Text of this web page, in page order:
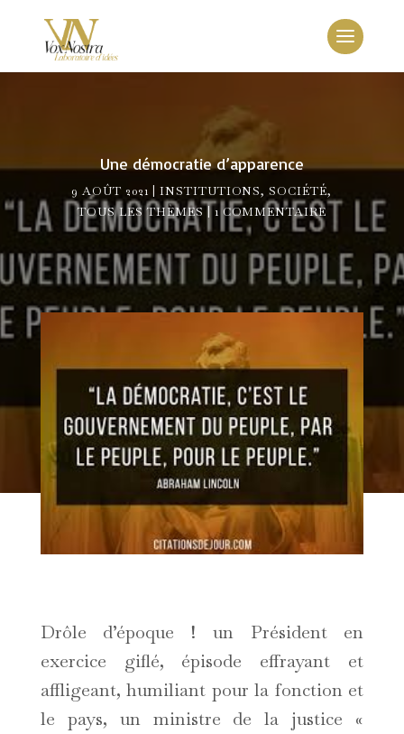
Une démocratie d’apparence
9 AOÛT 2021 INSTITUTIONS,SOCIÉTÉ,
TOUS LES THÈMES
1 COMMENTAIRE
Drôle d’époque ! un Président en
exercice giflé, épisode effrayant et
affligeant, humiliant pour la fonction et
le pays, un ministre de la justice «